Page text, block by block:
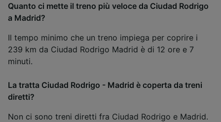
Quanto ci mette il treno più veloce da Ciudad Rodrigo
a Madrid?
Il tempo minimo che un treno impiega per coprire i
239 km da Ciudad Rodrigo Madrid è di 12 ore e 7
minuti.
La tratta Ciudad Rodrigo - Madrid è coperta da treni
diretti?
Non ci sono treni diretti fra Ciudad Rodrigo e Madrid.